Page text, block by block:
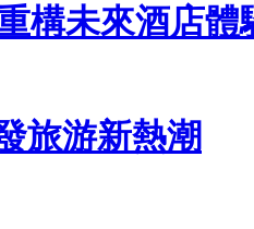
構未來酒店體
旅游新熱潮